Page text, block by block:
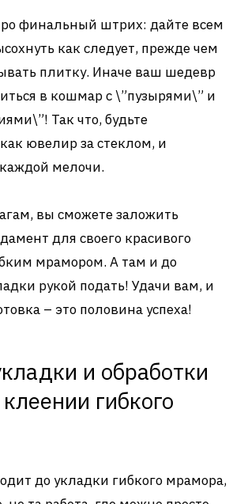
финальный штрих: дайте всем
как следует, прежде чем
плитку. Иначе ваш шедевр
в кошмар с \”пузырями\” и
Так что, будьте
ювелир за стеклом, и
каждой мелочи.
вы сможете заложить
для своего красивого
мрамором. А там и до
рукой подать! Удачи вам, и
– это половина успеха!
и обработки
гибкого
до укладки гибкого мрамора,